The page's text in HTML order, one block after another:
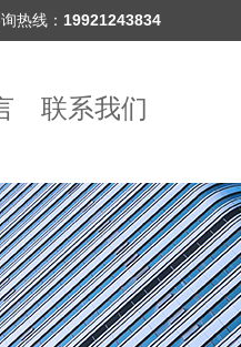
热线： 19921243834
联系我们